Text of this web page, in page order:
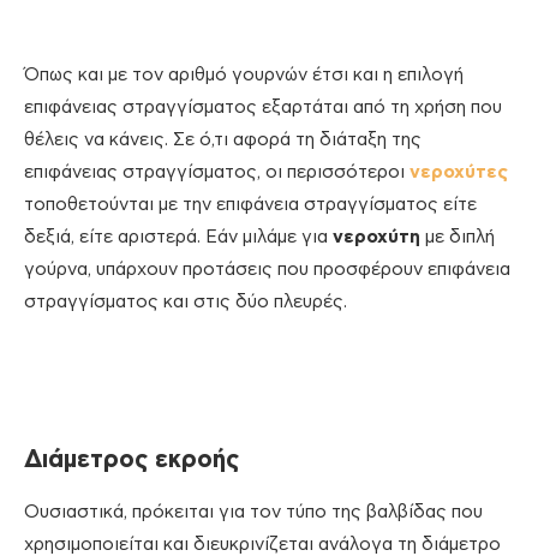
Όπως και με τον αριθμό γουρνών έτσι και η επιλογή
επιφάνειας στραγγίσματος εξαρτάται από τη χρήση που
θέλεις να κάνεις. Σε ό,τι αφορά τη διάταξη της
επιφάνειας στραγγίσματος, οι περισσότεροι νεροχύτες
τοποθετούνται με την επιφάνεια στραγγίσματος είτε
δεξιά, είτε αριστερά. Εάν μιλάμε για νεροχύτη με διπλή
γούρνα, υπάρχουν προτάσεις που προσφέρουν επιφάνεια
στραγγίσματος και στις δύο πλευρές.
Διάμετρος εκροής
Ουσιαστικά, πρόκειται για τον τύπο της βαλβίδας που
χρησιμοποιείται και διευκρινίζεται ανάλογα τη διάμετρο